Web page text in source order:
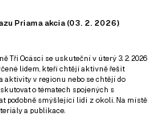
Priama akcia (03. 2. 2026)
Tři Ocásci se uskuteční v úterý 3. 2. 2026
lidem, kteří chtějí aktivně řešit
aktivity v regionu nebo se chtějí do
o tématech spojených s
podobně smýšlející lidi z okolí. Na místě
a publikace.